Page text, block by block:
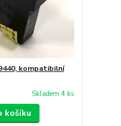
kompatibilní
Skladem 4 ks
košíku